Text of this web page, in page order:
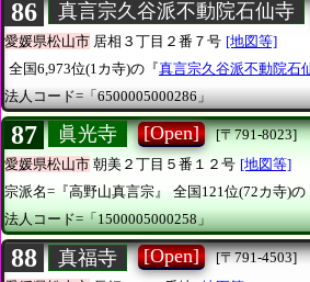
86 真言宗久谷派不動院石仙寺
愛媛県松山市 居相３丁目２番７号 [地図等]
全国6,973位(1カ寺)の『真言宗久谷派不動院石
法人コード=「6500005000286」
87 眞光寺 [Open]
[〒791-8023]
愛媛県松山市 朝美２丁目５番１２号 [地図等]
宗派名=『高野山真言宗』
全国121位(72カ寺)の
法人コード=「1500005000258」
88 真福寺 [Open]
[〒791-4503]